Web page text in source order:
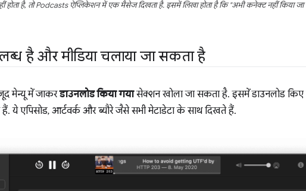
होता है, तो Podcasts ऐप्लिकेशन में एक मैसेज दिखता है. इसमें लिखा होता है कि "अभी कनेक्ट नहीं किया
है और मीडिया चलाया जा सकता है
मेन्यू में जाकरडाउनलोड किया गयासेक्शन खोला जा सकता है. इसमें डाउनलोड
ये एपिसोड, आर्टवर्क और ब्यौरे जैसे सभी मेटाडेटा के साथ दिखते हैं.